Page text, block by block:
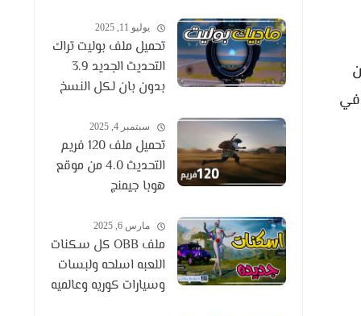
في
يوليو 11, 2025
تحميل ملف بوليت تراك
التحديث الجديد 3.9
بدون بان لكل النسخ
سبتمبر 4, 2025
تحميل ملف 120 فريم
التحديث 4.0 من موقع
هوبا جيمنج
مارس 6, 2025
ملف OBB كل سكنات
اللعبه اسلحه ولبسات
وسيارات كوريه وعالميه